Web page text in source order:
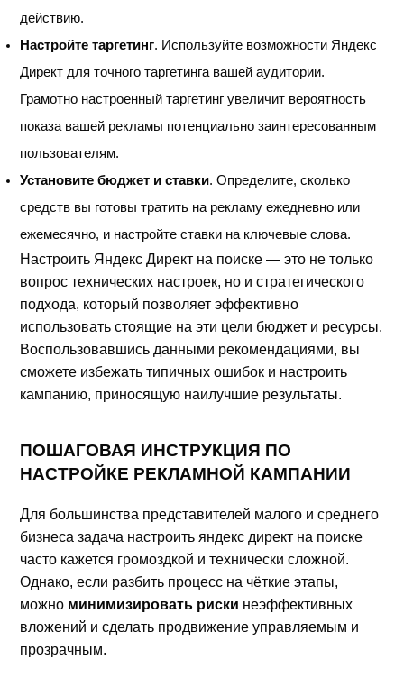
действию.
Настройте таргетинг. Используйте возможности Яндекс
Директ для точного таргетинга вашей аудитории.
Грамотно настроенный таргетинг увеличит вероятность
показа вашей рекламы потенциально заинтересованным
пользователям.
Установите бюджет и ставки. Определите, сколько
средств вы готовы тратить на рекламу ежедневно или
ежемесячно, и настройте ставки на ключевые слова.
Настроить Яндекс Директ на поиске — это не только
вопрос технических настроек, но и стратегического
подхода, который позволяет эффективно
использовать стоящие на эти цели бюджет и ресурсы.
Воспользовавшись данными рекомендациями, вы
сможете избежать типичных ошибок и настроить
кампанию, приносящую наилучшие результаты.
ПОШАГОВАЯ ИНСТРУКЦИЯ ПО
НАСТРОЙКЕ РЕКЛАМНОЙ КАМПАНИИ
Для большинства представителей малого и среднего
бизнеса задача настроить яндекс директ на поиске
часто кажется громоздкой и технически сложной.
Однако, если разбить процесс на чёткие этапы,
можно минимизировать риски неэффективных
вложений и сделать продвижение управляемым и
прозрачным.